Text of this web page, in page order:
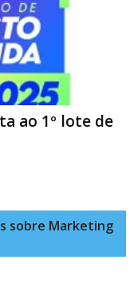
ao 1º lote de
sobre Marketing